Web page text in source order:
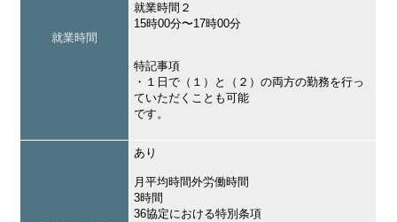
就業時間
就業時間２
15時00分〜17時00分
特記事項
・１日で（１）と（２）の両方の勤務を行っ
ていただくことも可能
です。
あり
月平均時間外労働時間
3時間
36協定における特別条項